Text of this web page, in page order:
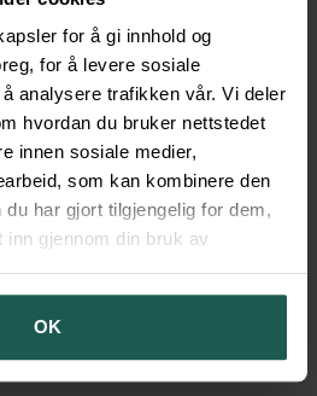
for å gi innhold og
for å levere sosiale
analysere trafikken vår. Vi deler
hvordan du bruker nettstedet
innen sosiale medier,
som kan kombinere den
har gjort tilgjengelig for dem,
gjennom din bruk av
OK
fellesskap, gode samtaler, flotte
I fellesrommet kan du lage alt fra
middager som bringer folk
bli hjertet i det gode liv på
mellom leilighetene og
Her kan du finne frem
Salgsoppgave Motunet 11.12.25